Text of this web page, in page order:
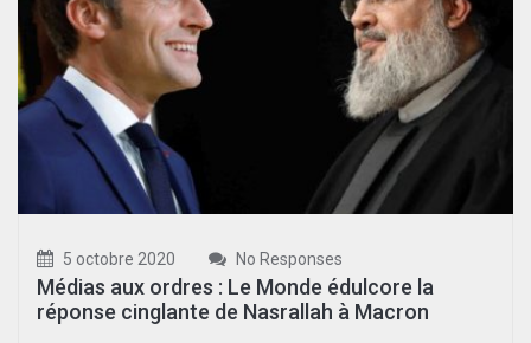
5 octobre 2020 No Responses
Médias aux ordres : Le Monde édulcore la
réponse cinglante de Nasrallah à Macron